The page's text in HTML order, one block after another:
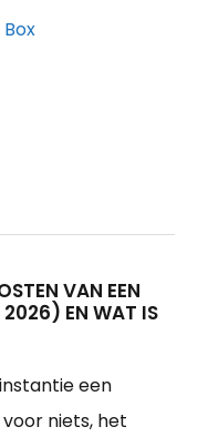
VAN EEN
EN WAT IS
een
niets, het